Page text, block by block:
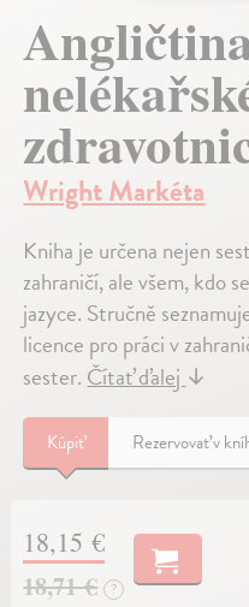
Wright Markéta
Kniha je určena nejen
zahraničí, ale všem, kdo
jazyce. Stručně
licence pro práci v
sester. Čítať ďalej ↓
Kúpiť Rezervovať v
18,15 €
18,71 €
?